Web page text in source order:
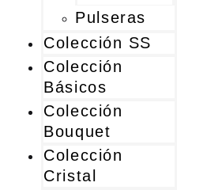
Pulseras
Colección SS
Colección
Básicos
Colección
Bouquet
Colección
Cristal